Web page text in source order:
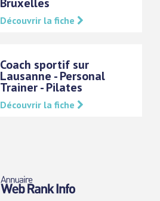
Découvrir la fiche
Coach sportif sur
Lausanne - Personal
Trainer - Pilates
Découvrir la fiche